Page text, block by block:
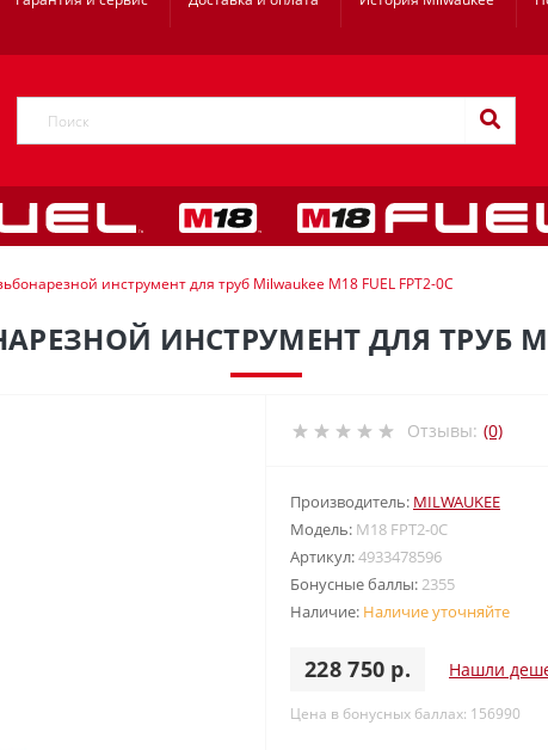
инструмент для труб Milwaukee M18 FUEL FPT2-0C
ИНСТРУМЕНТ ДЛЯ ТРУБ
Отзывы: (0)
Производитель: MILWAUKEE
Модель: M18 FPT2-0C
Артикул:4933478596
Бонусные баллы:2355
Наличие: Наличие уточняйте
228 750 р. Нашли
Цена в бонусных баллах: 156990